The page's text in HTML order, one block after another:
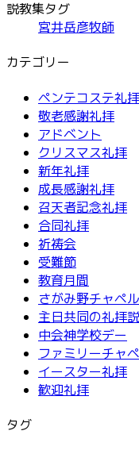
説教集タグ
宮井岳彦牧師
カテゴリー
ペンテコステ礼拝
敬老感謝礼拝
アドベント
クリスマス礼拝
新年礼拝
成長感謝礼拝
召天者記念礼拝
合同礼拝
祈祷会
受難節
教育月間
さがみ野チャペル
主日共同の礼拝
中会神学校デー
ファミリーチャ
イースター礼拝
歓迎礼拝
タグ